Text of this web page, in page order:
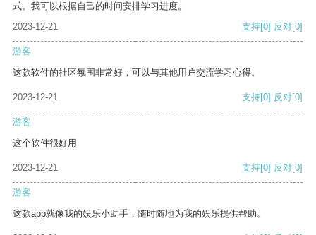
式。我可以根据自己的时间安排学习进度。
2023-12-21
支持[0] 反对[0]
游客
这款软件的社区氛围非常好，可以与其他用户交流学习心得。
2023-12-21 支持[0] 反对[0]
游客
这个软件很好用
2023-12-21 支持[0] 反对[0]
游客
这款app就像我的娱乐小助手，随时随地为我的娱乐提供帮助。